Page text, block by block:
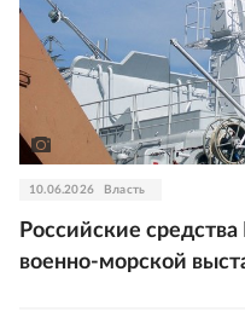
10.06.2026 Власть
Российские
военно-морской